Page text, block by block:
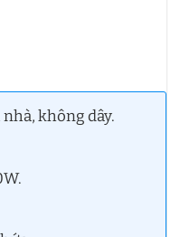
không dây.